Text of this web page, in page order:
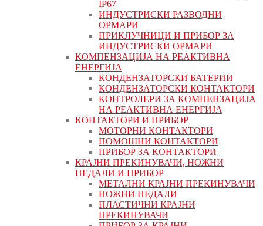
IP67
ИНДУСТРИСКИ РАЗВОДНИ
ОРМАРИ
ПРИКЛУЧНИЦИ И ПРИБОР ЗА
ИНДУСТРИСКИ ОРМАРИ
КОМПЕНЗАЦИЈА НА РЕАКТИВНА
ЕНЕРГИЈА
КОНДЕНЗАТОРСКИ БАТЕРИИ
КОНДЕНЗАТОРСКИ КОНТАКТОРИ
КОНТРОЛЕРИ ЗА КОМПЕНЗАЦИЈА
НА РЕАКТИВНА ЕНЕРГИЈА
КОНТАКТОРИ И ПРИБОР
МОТОРНИ КОНТАКТОРИ
ПОМОШНИ КОНТАКТОРИ
ПРИБОР ЗА КОНТАКТОРИ
КРАЈНИ ПРЕКИНУВАЧИ, НОЖНИ
ПЕДАЛИ И ПРИБОР
МЕТАЛНИ КРАЈНИ ПРЕКИНУВАЧИ
НОЖНИ ПЕДАЛИ
ПЛАСТИЧНИ КРАЈНИ
ПРЕКИНУВАЧИ